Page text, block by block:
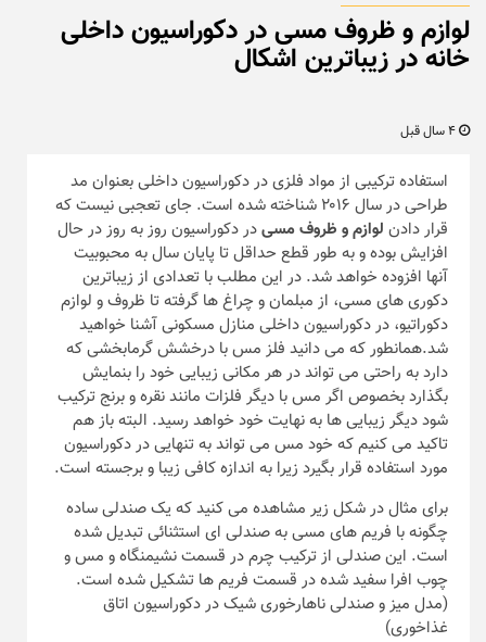
لوازم و ظروف مسی در دکوراسیون داخلی
خانه در زیباترین اشکال
استفاده ترکیبی از مواد فلزی در دکوراسیون داخلی بعنوان مد
طراحی در سال ۲۰۱۶ شناخته شده است. جای تعجبی نیست که
قرار دادن لوازم و ظروف مسیدر دکوراسیون روز به روز در حال
افزایش بوده و به طور قطع حداقل تا پایان سال به محبوبیت
آنها افزوده خواهد شد. در این مطلب با تعدادی از زیباترین
دکوری های مسی، از مبلمان و چراغ ها گرفته تا ظروف و لوازم
دکوراتیو، در دکوراسیون داخلی منازل مسکونی آشنا خواهید
شد.همانطور که می دانید فلز مس با درخشش گرمابخشی که
دارد به راحتی می تواند در هر مکانی زیبایی خود را بنمایش
بگذارد بخصوص اگر مس با دیگر فلزات مانند نقره و برنج ترکیب
شود دیگر زیبایی ها به نهایت خود خواهد رسید. البته باز هم
تاکید می کنیم که خود مس می تواند به تنهایی در دکوراسیون
مورد استفاده قرار بگیرد زیرا به اندازه کافی زیبا و برجسته است.
برای مثال در شکل زیر مشاهده می کنید که یک صندلی ساده
چگونه با فریم های مسی به صندلی ای استثنائی تبدیل شده
است. این صندلی از ترکیب چرم در قسمت نشیمنگاه و مس و
چوب افرا سفید شده در قسمت فریم ها تشکیل شده است.
(مدل میز و صندلی ناهارخوری شیک در دکوراسیون اتاق
غذاخوری)